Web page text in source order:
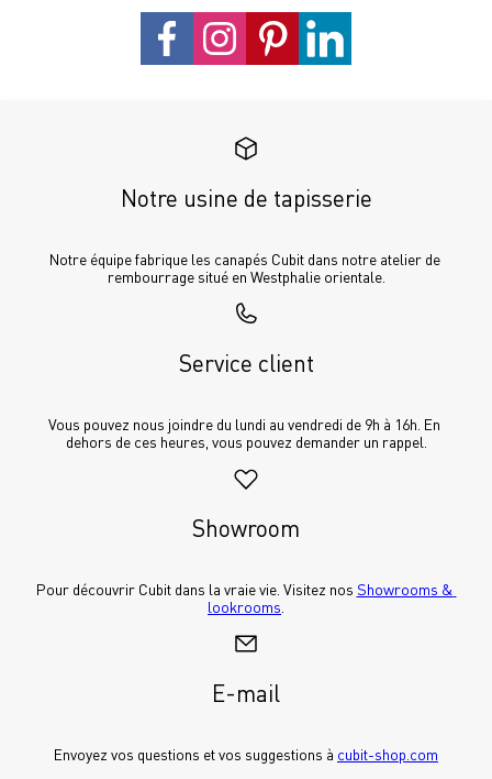
Notre usine de tapisserie
Notre équipe fabrique les canapés Cubit dans notre atelier de
rembourrage situé en Westphalie orientale.
Service client
Vous pouvez nous joindre du lundi au vendredi de 9h à 16h. En
dehors de ces heures, vous pouvez demander un rappel.
Showroom
Pour découvrir Cubit dans la vraie vie. Visitez nos Showrooms &
lookrooms
E-mail
Envoyez vos questions et vos suggestions à cubit-shop.com